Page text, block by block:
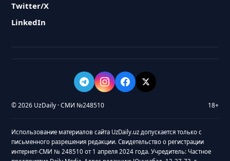
Twitter/X
LinkedIn
© 2026 UzDaily · СМИ №248510 18+
Использование материалов сайта UzDaily.uz допускается только с
письменного разрешения редакции. Свидетельство о регистрации
интернет-СМИ № 248510 от 1 апреля 2024 года. Учредитель: Частное